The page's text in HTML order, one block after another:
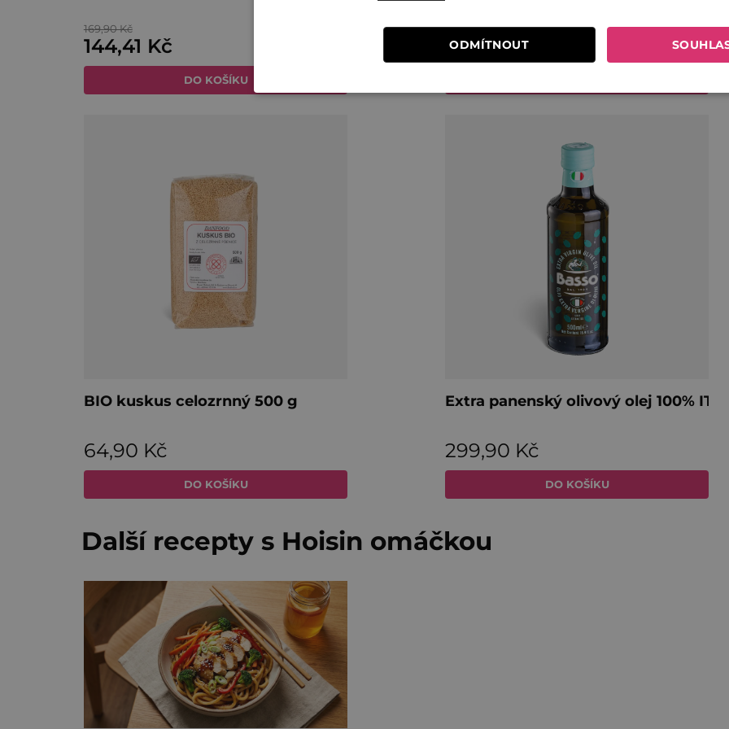
Další recepty s Hoisin omáčkou
ODMÍTNOUT